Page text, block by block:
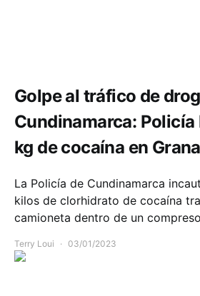
Golpe al tráfico de
Cundinamarca:
kg de cocaína en
La Policía de Cundinamarca
kilos de clorhidrato de cocaína
camioneta dentro de un
Terry Loui 03/01/2023